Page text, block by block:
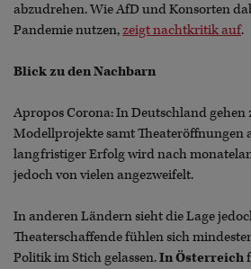
abzudrehen. Wie AfD und Konsorten
Pandemie nutzen,zeigt nachtkritik auf.
Blick zu den Nachbarn
Apropos Corona: In Deutschland
Modellprojekte samt Theateröffnungen
langfristiger Erfolg wird nach
jedoch von vielen angezweifelt.
In anderen Ländern sieht die Lage
Theaterschaffende fühlen sich
Politik im Stich gelassen.In Österreich